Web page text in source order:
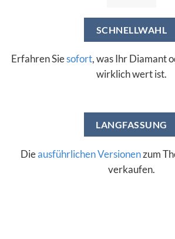
SCHNELLWAHL
Erfahren Siesofort, was Ihr Diamant
wirklich wert ist.
LANGFASSUNG
Dieausführlichen Versionenzum
verkaufen.